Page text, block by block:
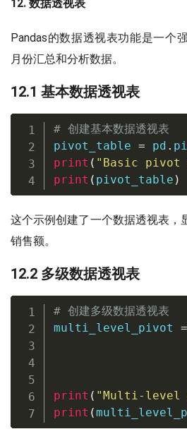
12. 数据透视表
Pandas的数据透视表功能是一个
月份汇总和分析数据。
12.1 基本数据透视表
# 创建基本数据透视表
pivot_table = pd .
print ( "Basic pivot
print ( pivot_table )
这个示例创建了一个数据透视表，
销售额。
12.2 多级数据透视表
# 创建多级数据透视表
multi_level_pivot =
print ( "Multi-level
print (